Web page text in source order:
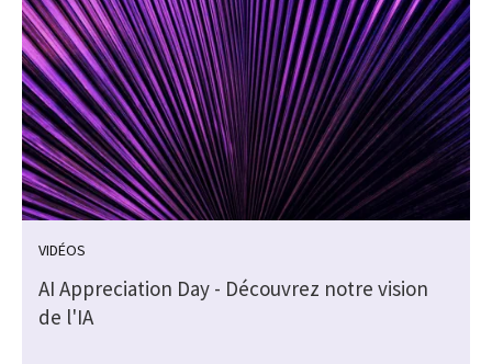
VIDÉOS
AI Appreciation Day - Découvrez notre vision
de l'IA